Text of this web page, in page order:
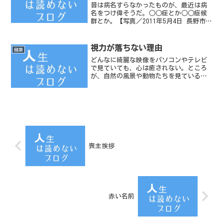
昔は病名すらなかったものが、最近は病
名をつけ偉そうだ。○○症とか○○症候
群とか。【写真／2011年5月4日 長野市
健康 視力が落ちない理由
どんなに綺麗な映像をパソコンやテレビ
で見ていても、心は癒されない。ところ
が、自然の風景や動物たちを見ている
喪主挨拶
赤い名前